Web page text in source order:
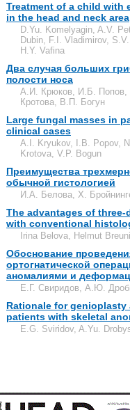
Treatment of a child with
in the head and neck area
D.Yu. Komelyagin, A.V.
Dubin, F.I. Vladimirov,
H.Y. Vafina
Два случая больших
полости носа
А.И. Крюков, И.Б. Попов,
Кротова, В.П. Богун
Large fungal masses in
clinical cases
A.I. Kryukov, I.B. Popov,
Krotova, V.P. Bogun
Преимущества
обычной гистологией
И.А. Белова, Х.
The advantages of
with conventional
Irina Belova, Helmut
Обоснование
ортогнатической
аномалиями и
Е.Г. Свиридов, А.Ю.
Rationale for
patients with skeletal
E.G. Sviridov, A.Yu.